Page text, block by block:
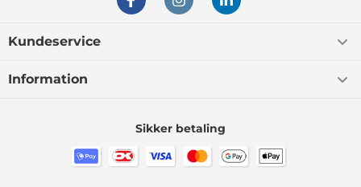
Kundeservice
Information
Sikker betaling